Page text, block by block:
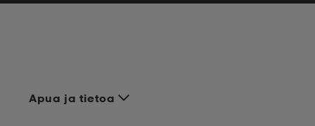
Apua ja tietoa